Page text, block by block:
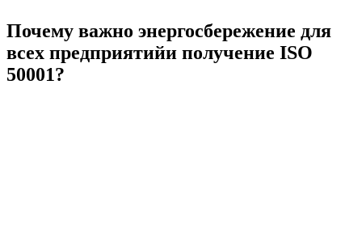
Почему важно энергосбережение для
всех предприятийи получение ISO
50001?